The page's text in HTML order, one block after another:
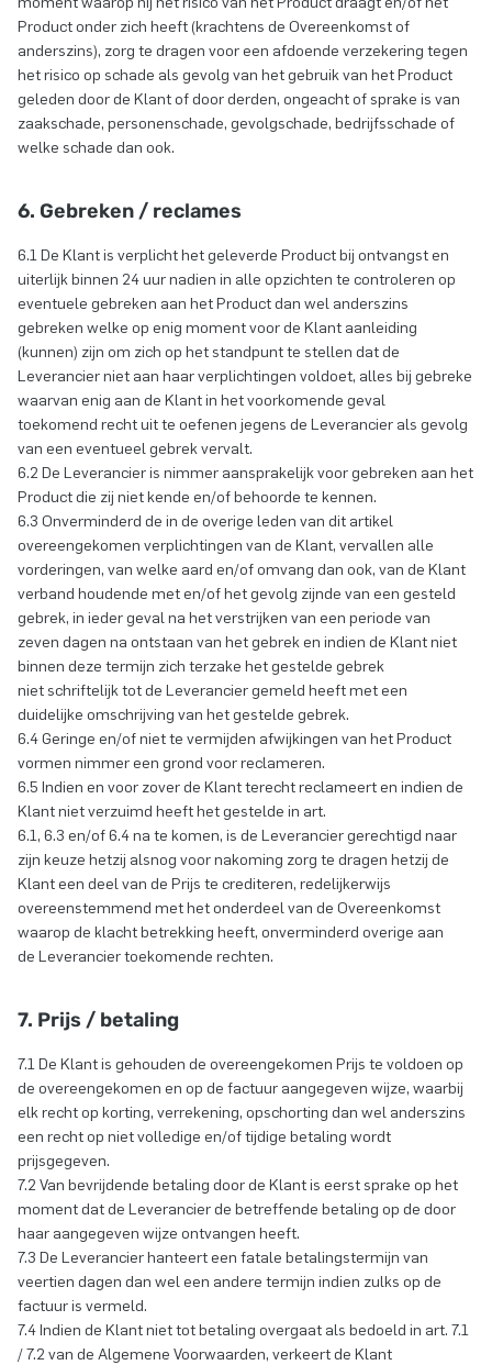
Product onder zich heeft (krachtens de Overeenkomst of
anderszins), zorg te dragen voor een afdoende verzekering tegen
het risico op schade als gevolg van het gebruik van het Product
geleden door de Klant of door derden, ongeacht of sprake is van
zaakschade, personenschade, gevolgschade, bedrijfsschade of
welke schade dan ook.
6. Gebreken / reclames
6.1 De Klant is verplicht het geleverde Product bij ontvangst en
uiterlijk binnen 24 uur nadien in alle opzichten te controleren op
eventuele gebreken aan het Product dan wel anderszins
gebreken welke op enig moment voor de Klant aanleiding
(kunnen) zijn om zich op het standpunt te stellen dat de
Leverancier niet aan haar verplichtingen voldoet, alles bij gebreke
waarvan enig aan de Klant in het voorkomende geval
toekomend recht uit te oefenen jegens de Leverancier als gevolg
van een eventueel gebrek vervalt.
6.2 De Leverancier is nimmer aansprakelijk voor gebreken aan het
Product die zij niet kende en/of behoorde te kennen.
6.3 Onverminderd de in de overige leden van dit artikel
overeengekomen verplichtingen van de Klant, vervallen alle
vorderingen, van welke aard en/of omvang dan ook, van de Klant
verband houdende met en/of het gevolg zijnde van een gesteld
gebrek, in ieder geval na het verstrijken van een periode van
zeven dagen na ontstaan van het gebrek en indien de Klant niet
binnen deze termijn zich terzake het gestelde gebrek
niet schriftelijk tot de Leverancier gemeld heeft met een
duidelijke omschrijving van het gestelde gebrek.
6.4 Geringe en/of niet te vermijden afwijkingen van het Product
vormen nimmer een grond voor reclameren.
6.5 Indien en voor zover de Klant terecht reclameert en indien de
Klant niet verzuimd heeft het gestelde in art.
6.1, 6.3 en/of 6.4 na te komen, is de Leverancier gerechtigd naar
zijn keuze hetzij alsnog voor nakoming zorg te dragen hetzij de
Klant een deel van de Prijs te crediteren, redelijkerwijs
overeenstemmend met het onderdeel van de Overeenkomst
waarop de klacht betrekking heeft, onverminderd overige aan
de Leverancier toekomende rechten.
7. Prijs / betaling
7.1 De Klant is gehouden de overeengekomen Prijs te voldoen op
de overeengekomen en op de factuur aangegeven wijze, waarbij
elk recht op korting, verrekening, opschorting dan wel anderszins
een recht op niet volledige en/of tijdige betaling wordt
prijsgegeven.
7.2 Van bevrijdende betaling door de Klant is eerst sprake op het
moment dat de Leverancier de betreffende betaling op de door
haar aangegeven wijze ontvangen heeft.
7.3 De Leverancier hanteert een fatale betalingstermijn van
veertien dagen dan wel een andere termijn indien zulks op de
factuur is vermeld.
7.4 Indien de Klant niet tot betaling overgaat als bedoeld in art. 7.1
/ 7.2 van de Algemene Voorwaarden, verkeert de Klant